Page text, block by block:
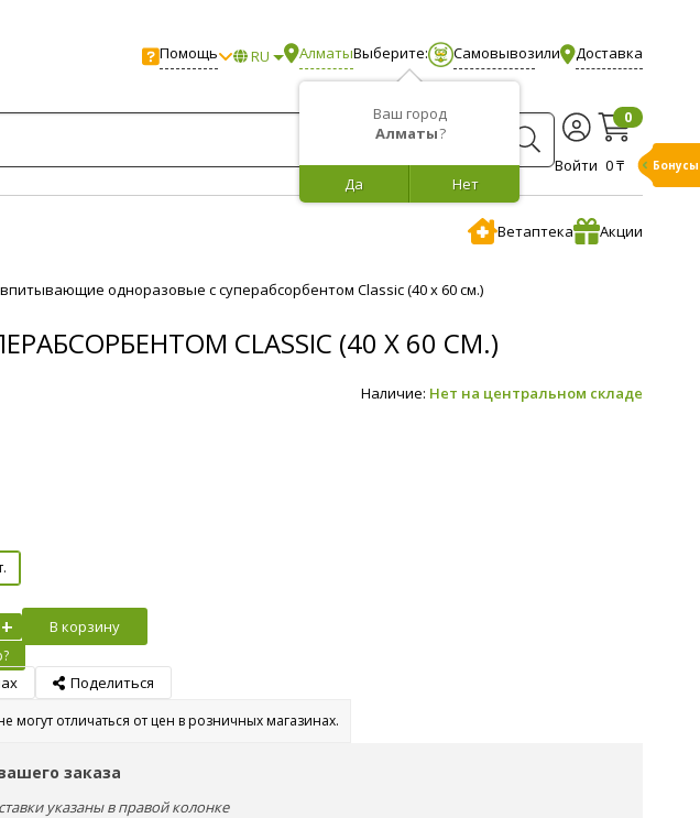
Помощь RU Алматы
Ваш город
Алматы?
Нет
Да
Выберите: Самовывозили Доставка
Войти
0
0 ₸
Ветаптека Акции
одноразовые с суперабсорбентом Classic (40 х 60 см.)
CLASSIC (40 Х 60 СМ.)
Наличие: Нет на центральном складе
+ В корзину
Поделиться
могут отличаться от цен в розничных магазинах.
заказа
указаны в правой колонке
Бонусы